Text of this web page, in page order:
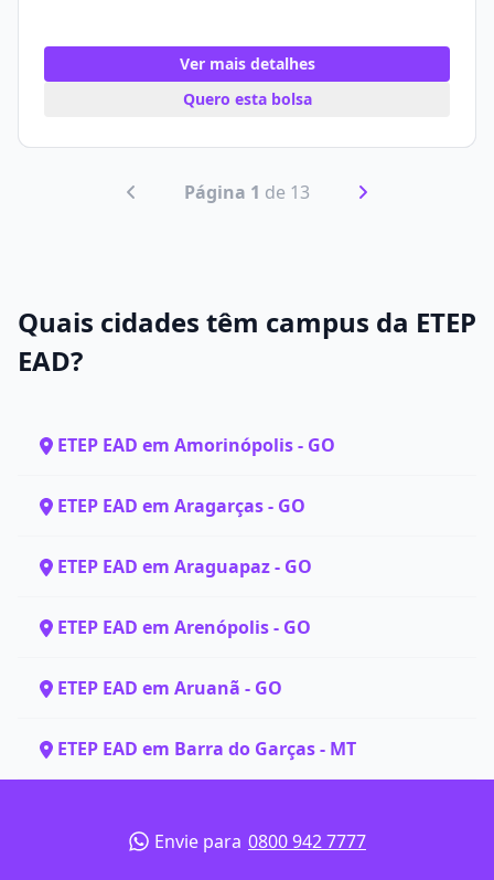
Ver mais detalhes
Quero esta bolsa
Página 1 de 13
Quais cidades têm campus da ETEP
EAD?
ETEP EAD em Amorinópolis - GO
ETEP EAD em Aragarças - GO
ETEP EAD em Araguapaz - GO
ETEP EAD em Arenópolis - GO
ETEP EAD em Aruanã - GO
ETEP EAD em Barra do Garças - MT
Envie para 0800 942 7777